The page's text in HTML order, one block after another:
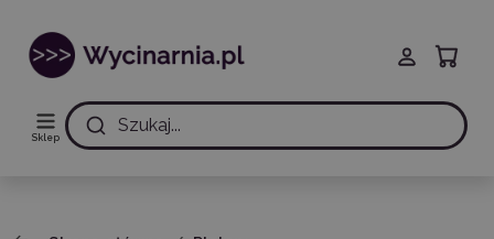
Sklep
Szukaj...